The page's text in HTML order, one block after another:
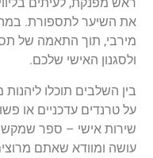
ראש מפנקת, לעיתים
את השיער לתספורת.
מירבי, תוך התאמה של
ולסגנון האישי שלכם.
בין השלבים תוכלו
על טרנדים עדכניים או
שירות אישי – ספר
עושה ומוודא שאתם